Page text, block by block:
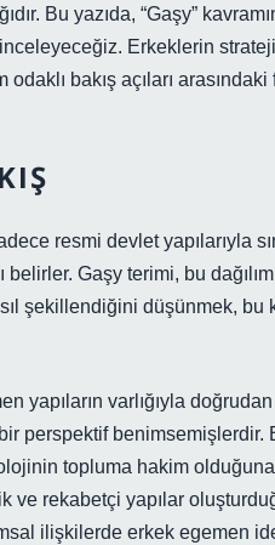
Bu yazıda, “Gaşy”
Erkeklerin
bakış açıları arasındaki
resmi devlet yapılarıyla
Gaşy terimi, bu
şekillendiğini düşünmek, bu
yapıların varlığıyla
perspektif benimsemişlerdir.
topluma hakim olduğuna
ve rekabetçi yapılar
ilişkilerde erkek egemen